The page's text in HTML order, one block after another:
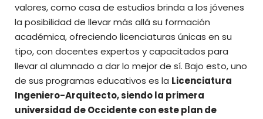
valores, como casa de estudios brinda a los jóvenes
la posibilidad de llevar más allá su formación
académica, ofreciendo licenciaturas únicas en su
tipo, con docentes expertos y capacitados para
llevar al alumnado a dar lo mejor de sí. Bajo esto, uno
de sus programas educativos es la Licenciatura
Ingeniero-Arquitecto, siendo la primera
universidad de Occidente con este plan de